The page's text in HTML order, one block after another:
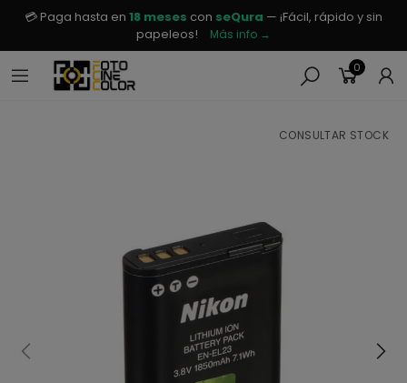
💳 Paga hasta en 18 meses con seQura — ¡Fácil, rápido y sin
papeleos!
Más info →
0
CONSULTAR STOCK